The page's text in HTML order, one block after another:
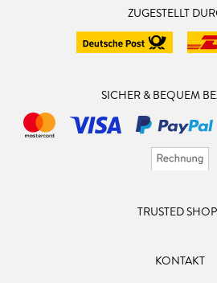
ZUGESTELLT
SICHER & BEQUEM
TRUSTED
KONTAKT